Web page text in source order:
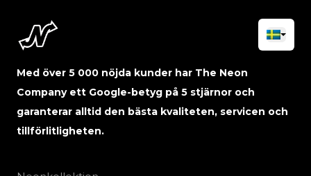
Med över 5 000 nöjda kunder har The Neon
Company ett Google-betyg på 5 stjärnor och
garanterar alltid den bästa kvaliteten, servicen och
tillförlitligheten.